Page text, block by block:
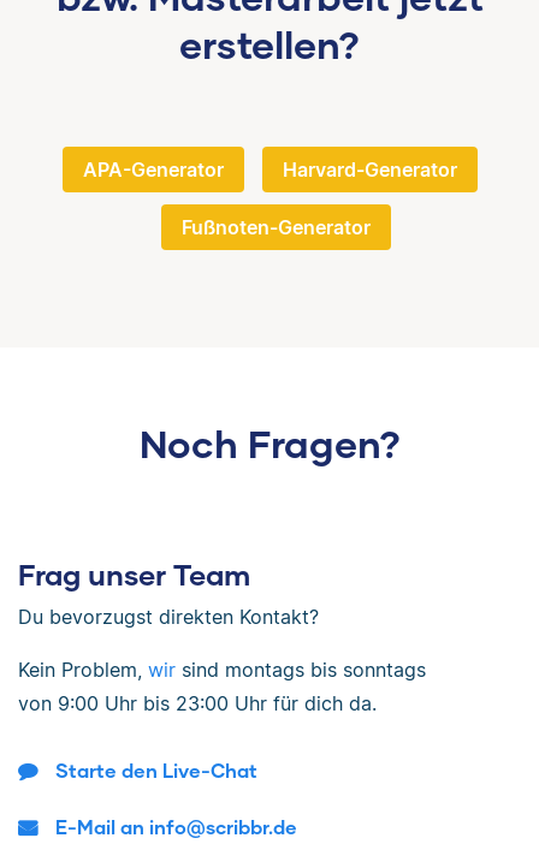
erstellen?
APA-Generator Harvard-Generator
Fußnoten-Generator
Noch Fragen?
Frag unser Team
Du bevorzugst direkten Kontakt?
Kein Problem, wir sind montags bis sonntags
von 9:00 Uhr bis 23:00 Uhr für dich da.
Starte den Live-Chat
E-Mail an info@scribbr.de